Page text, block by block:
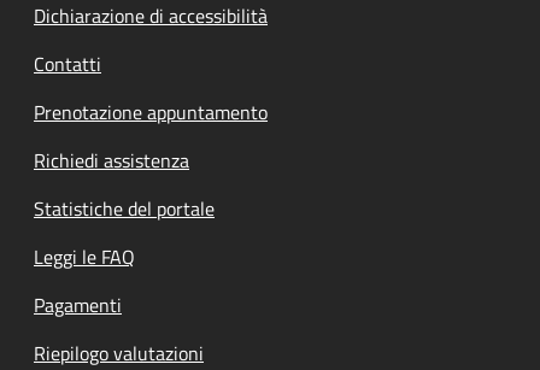
Dichiarazione di accessibilità
Contatti
Prenotazione appuntamento
Richiedi assistenza
Statistiche del portale
Leggi le FAQ
Pagamenti
Riepilogo valutazioni